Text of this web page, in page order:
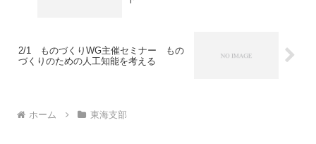
2/1 ものづくりWG主催セミナー もの
づくりのための人工知能を考える
ホーム 東海支部